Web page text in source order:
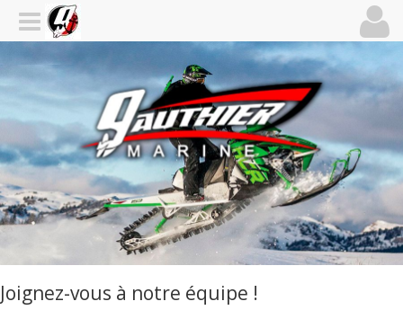
Joignez-vous à notre équipe !